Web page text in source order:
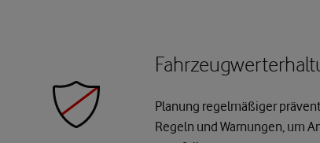
Planung regelmäßiger
Regeln und Warnungen, um